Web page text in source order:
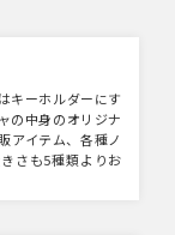
キーホルダーにす
の中身のオリジナ
アイテム、各種ノ
さも5種類よりお